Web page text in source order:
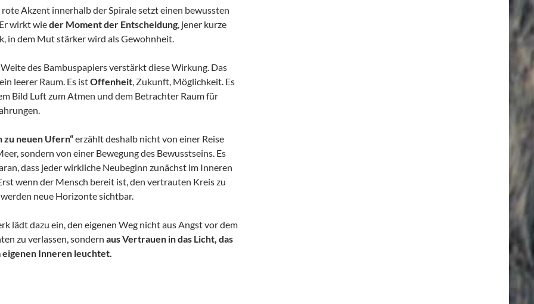
Akzent innerhalb der Spirale setzt einen bewussten
wirkt wieder Moment der Entscheidung, jener kurze
in dem Mut stärker wird als Gewohnheit.
des Bambuspapiers verstärkt diese Wirkung. Das
leerer Raum. Es istOffenheit, Zukunft, Möglichkeit. Es
Bild Luft zum Atmen und dem Betrachter Raum für
zu neuen Ufern“erzählt deshalb nicht von einer Reise
sondern von einer Bewegung des Bewusstseins. Es
dass jeder wirkliche Neubeginn zunächst im Inneren
wenn der Mensch bereit ist, den vertrauten Kreis zu
neue Horizonte sichtbar.
lädt dazu ein, den eigenen Weg nicht aus Angst vor dem
zu verlassen, sondern aus Vertrauen in das Licht, das
eigenen Inneren leuchtet.